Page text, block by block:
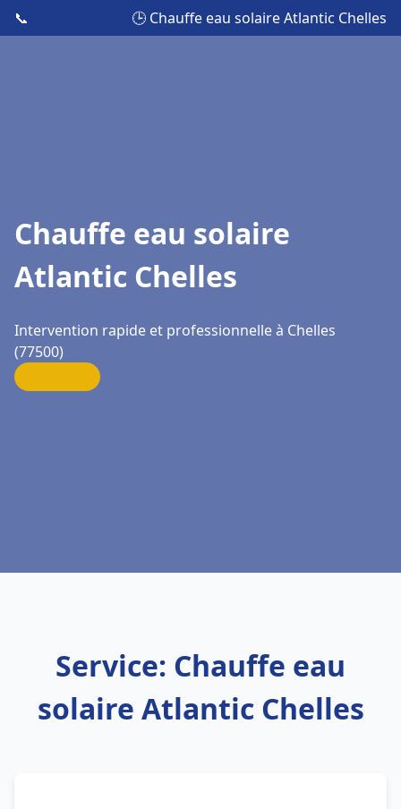
📞 🕒 Chauffe eau solaire Atlantic Chelles
Chauffe eau solaire
Atlantic Chelles
Intervention rapide et professionnelle à Chelles
(77500)
Service: Chauffe eau
solaire Atlantic Chelles